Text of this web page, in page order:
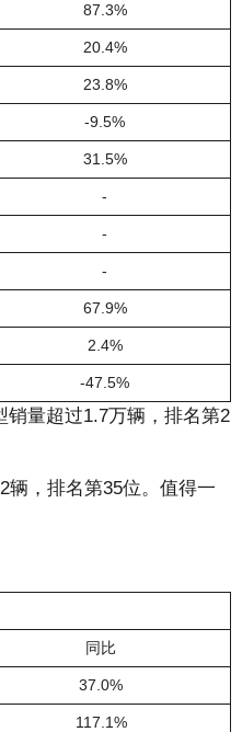
87.3%
20.4%
23.8%
-9.5%
31.5%
-
-
-
67.9%
2.4%
-47.5%
量超过1.7万辆，排名第2
辆，排名第35位。值得一
同比
37.0%
117.1%